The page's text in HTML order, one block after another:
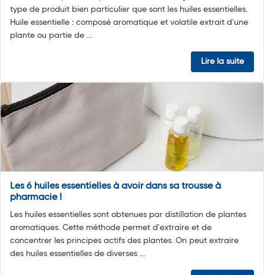
type de produit bien particulier que sont les huiles essentielles.
Huile essentielle : composé aromatique et volatile extrait d'une
plante ou partie de ...
Lire la suite
Les 6 huiles essentielles à avoir dans sa trousse à
pharmacie !
Les huiles essentielles sont obtenues par distillation de plantes
aromatiques. Cette méthode permet d'extraire et de
concentrer les principes actifs des plantes. On peut extraire
des huiles essentielles de diverses ...